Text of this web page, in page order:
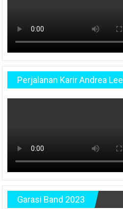
Perjalanan Karir Andrea Lee
Garasi Band 2023